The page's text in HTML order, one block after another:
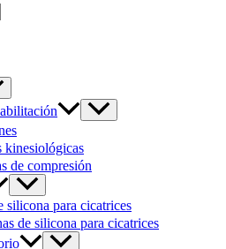
kinesiológicas
de compresión
silicona para cicatrices
de silicona para cicatrices